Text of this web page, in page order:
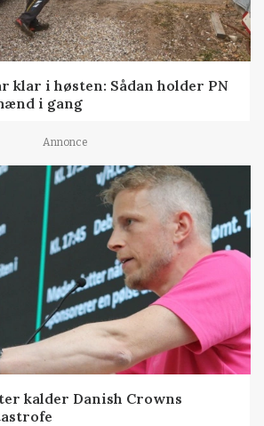
klar i høsten: Sådan holder PN
i gang
Annonce
kalder Danish Crowns